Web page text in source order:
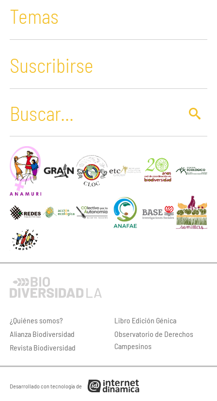
Temas
Suscribirse
¿Quiénes somos?
Alianza Biodiversidad
Revista Biodiversidad
Libro Edición Génica
Observatorio de Derechos
Campesinos